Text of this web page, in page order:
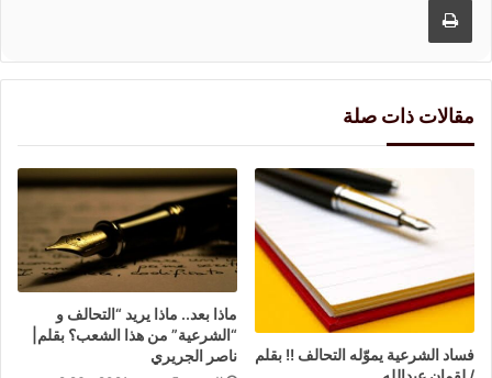
مقالات ذات صلة
فساد الشرعية يموّله التحالف !! بقلم
ماذا بعد.. ماذا يريد “التحالف و
“الشرعية” من هذا الشعب؟ بقلم|
ناصر الجريري